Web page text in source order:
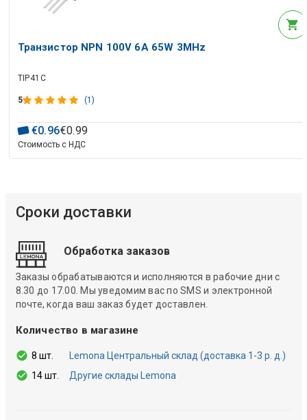
Транзистор NPN 100V 6A 65W 3MHz
TIP41C
5 (1)
€0.96€0.99
Стоимость с НДС
Сроки доставки
Обработка заказов
Заказы обрабатываются и исполняются в рабочие дни с
8.30 до 17.00. Мы уведомим вас по SMS и электронной
почте, когда ваш заказ будет доставлен.
Количество в магазине
8 шт.
Lemona Центральный склад (доставка 1-3 р. д.)
14 шт.
Другие склады Lemona